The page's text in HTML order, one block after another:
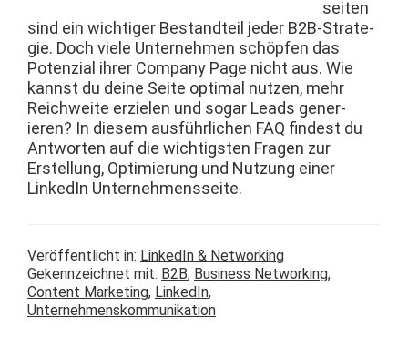
seit­en
sind ein wichtiger Bestandteil jed­er B2B-Strate­
gie. Doch viele Unternehmen schöpfen das
Poten­zial ihrer Com­pa­ny Page nicht aus. Wie
kannst du deine Seite opti­mal nutzen, mehr
Reich­weite erzie­len und sog­ar Leads gener­
ieren? In diesem aus­führlichen FAQ find­est du
Antworten auf die wichtig­sten Fra­gen zur
Erstel­lung, Opti­mierung und Nutzung ein­er
LinkedIn Unternehmensseite.
Veröffentlicht in: LinkedIn & Networking
Gekennzeichnet mit: B2B, Business Networking,
Content Marketing, LinkedIn,
Unternehmenskommunikation